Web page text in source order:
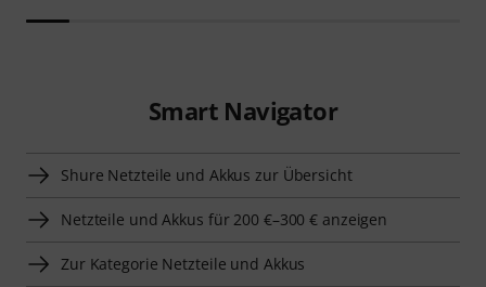
Smart Navigator
Shure Netzteile und Akkus zur Übersicht
Netzteile und Akkus für 200 €–300 € anzeigen
Zur Kategorie Netzteile und Akkus